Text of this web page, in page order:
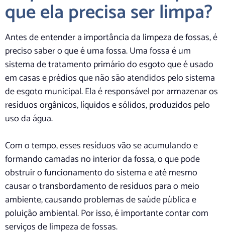
que ela precisa ser limpa?
Antes de entender a importância da limpeza de fossas, é
preciso saber o que é uma fossa. Uma fossa é um
sistema de tratamento primário do esgoto que é usado
em casas e prédios que não são atendidos pelo sistema
de esgoto municipal. Ela é responsável por armazenar os
resíduos orgânicos, líquidos e sólidos, produzidos pelo
uso da água.
Com o tempo, esses resíduos vão se acumulando e
formando camadas no interior da fossa, o que pode
obstruir o funcionamento do sistema e até mesmo
causar o transbordamento de resíduos para o meio
ambiente, causando problemas de saúde pública e
poluição ambiental. Por isso, é importante contar com
serviços de limpeza de fossas.